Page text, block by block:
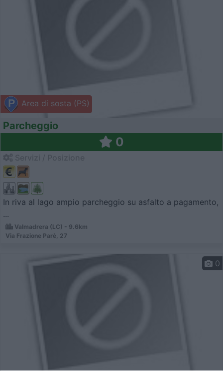
Area di sosta (PS)
Parcheggio
0
In riva al lago ampio parcheggio su asfalto a pagamento,
...
Valmadrera (LC) - 9.6km
Via Frazione Parè, 27
0